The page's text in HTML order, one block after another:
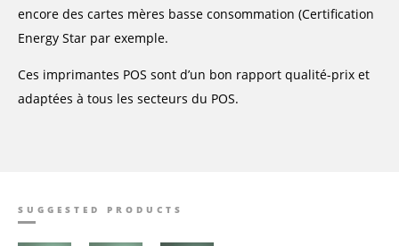
encore des cartes mères basse consommation (Certification
Energy Star par exemple.
Ces imprimantes POS sont d’un bon rapport qualité-prix et
adaptées à tous les secteurs du POS.
SUGGESTED PRODUCTS